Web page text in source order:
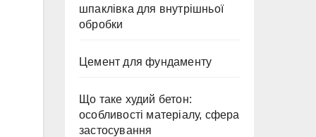
шпаклівка для внутрішньої
обробки
Цемент для фундаменту
Що таке худий бетон:
особливості матеріалу, сфера
застосування